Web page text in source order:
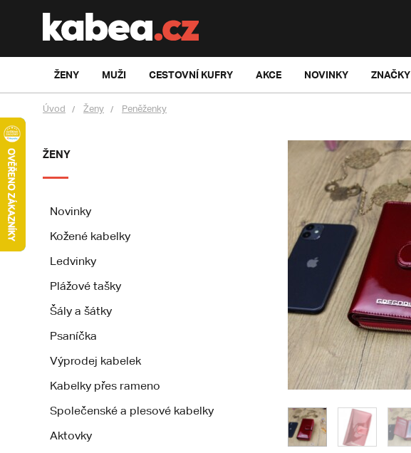
ŽENY MUŽI CESTOVNÍ KUFRY AKCE NOVINKY ZNAČKY
Úvod Ženy Peněženky
ŽENY
Novinky
Kožené kabelky
Ledvinky
Plážové tašky
Šály a šátky
Psaníčka
Výprodej kabelek
Kabelky přes rameno
Společenské a plesové kabelky
Aktovky